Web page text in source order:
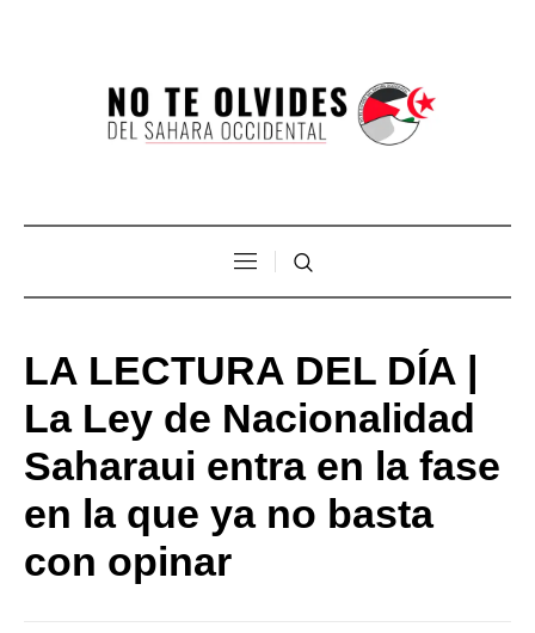
LA LECTURA DEL DÍA |
La Ley de Nacionalidad
Saharaui entra en la fase
en la que ya no basta
con opinar